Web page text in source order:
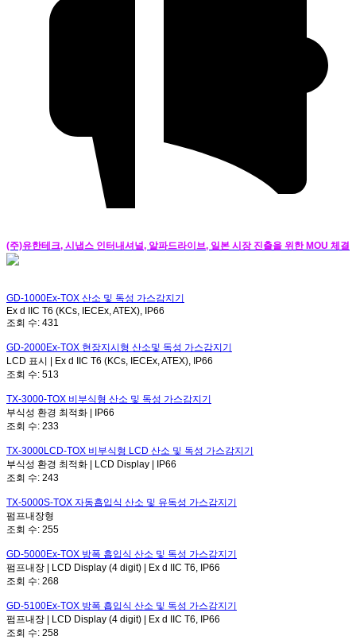
(주)유한테크, 시냅스 인터내셔널, 알파드라이브, 일본 시장 진출을 위한 MOU 체결
GD-1000Ex-TOX 산소 및 독성 가스감지기
Ex d IIC T6 (KCs, IECEx, ATEX), IP66
조회 수: 431
GD-2000Ex-TOX 현장지시형 산소및 독성 가스감지기
LCD 표시 | Ex d IIC T6 (KCs, IECEx, ATEX), IP66
조회 수: 513
TX-3000-TOX 비부식형 산소 및 독성 가스감지기
부식성 환경 최적화 | IP66
조회 수: 233
TX-3000LCD-TOX 비부식형 LCD 산소 및 독성 가스감지기
부식성 환경 최적화 | LCD Display | IP66
조회 수: 243
TX-5000S-TOX 자동흡입식 산소 및 유독성 가스감지기
펌프내장형
조회 수: 255
GD-5000Ex-TOX 방폭 흡입식 산소 및 독성 가스감지기
펌프내장 | LCD Display (4 digit) | Ex d IIC T6, IP66
조회 수: 268
GD-5100Ex-TOX 방폭 흡입식 산소 및 독성 가스감지기
펌프내장 | LCD Display (4 digit) | Ex d IIC T6, IP66
조회 수: 258